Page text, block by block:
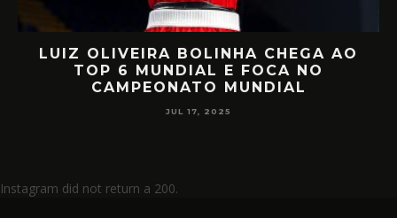
LUIZ OLIVEIRA BOLINHA CHEGA AO
TOP 6 MUNDIAL E FOCA NO
CAMPEONATO MUNDIAL
JUL 17, 2025
Instagram did not return a 200.